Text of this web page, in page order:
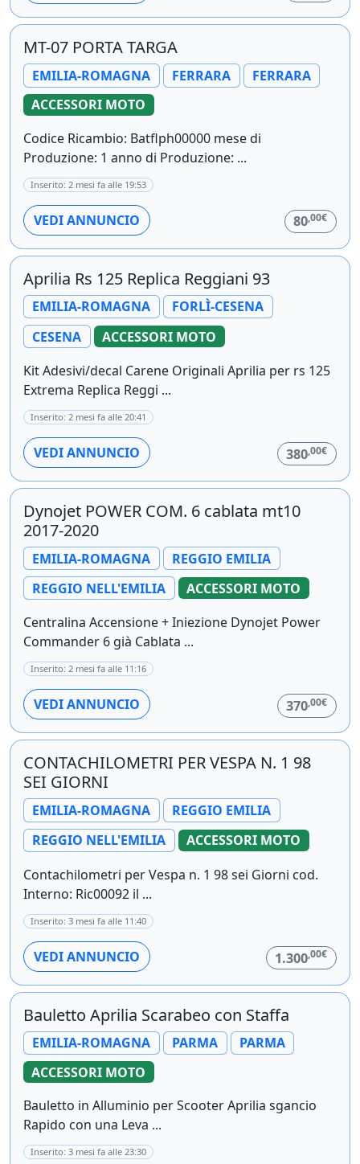
MT-07 PORTA TARGA
EMILIA-ROMAGNA FERRARA
FERRARA
ACCESSORI MOTO
Codice Ricambio: Batflph00000 mese di
Produzione: 1 anno di Produzione: ...
Inserito: 2 mesi fa alle 19:53
VEDI ANNUNCIO 80,00€
Aprilia Rs 125 Replica Reggiani 93
EMILIA-ROMAGNA
FORLÌ-CESENA
CESENA
ACCESSORI MOTO
Kit Adesivi/decal Carene Originali Aprilia per rs 125
Extrema Replica Reggi ...
Inserito: 2 mesi fa alle 20:41
VEDI ANNUNCIO 380,00€
Dynojet POWER COM. 6 cablata mt10
2017-2020
EMILIA-ROMAGNA
REGGIO EMILIA
REGGIO NELL'EMILIA
ACCESSORI MOTO
Centralina Accensione + Iniezione Dynojet Power
Commander 6 già Cablata ...
Inserito: 2 mesi fa alle 11:16
VEDI ANNUNCIO 370,00€
CONTACHILOMETRI PER VESPA N. 1 98
SEI GIORNI
EMILIA-ROMAGNA
REGGIO EMILIA
REGGIO NELL'EMILIA
ACCESSORI MOTO
Contachilometri per Vespa n. 1 98 sei Giorni cod.
Interno: Ric00092 il ...
Inserito: 3 mesi fa alle 11:40
VEDI ANNUNCIO 1.300,00€
Bauletto Aprilia Scarabeo con Staffa
EMILIA-ROMAGNA PARMA
PARMA
ACCESSORI MOTO
Bauletto in Alluminio per Scooter Aprilia sgancio
Rapido con una Leva ...
Inserito: 3 mesi fa alle 23:30